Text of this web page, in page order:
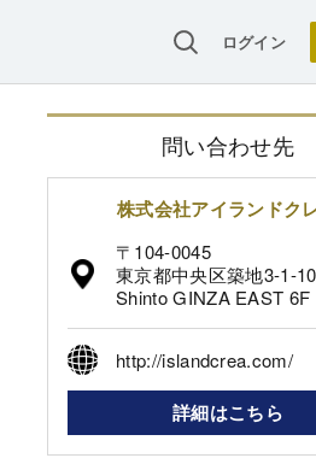
ログイン
問い合わせ先
株式会社アイランドク
〒104-0045
東京都中央区築地3-1-10
Shinto GINZA EAST 6F
http://islandcrea.com/
詳細はこちら